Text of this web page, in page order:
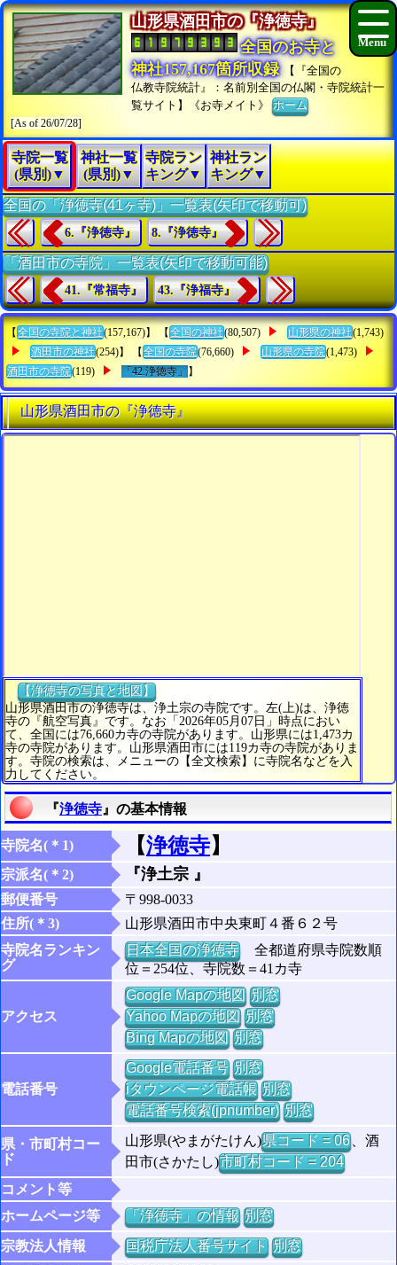
山形県酒田市の『浄徳寺』
全国のお寺と
神社157,167箇所収録
【『全国の
仏教寺院統計』：名前別全国の仏閣・寺院統計一
覧サイト】《お寺メイト》ホーム
[As of 26/07/28]
寺院一覧
(県別)▼
神社一覧
(県別)▼
寺院ラン
キング▼
神社ラン
キング▼
全国の「浄徳寺(41ヶ寺)」一覧表(矢印で移動可)
6.『浄徳寺』 8.『浄徳寺』
「酒田市の寺院」一覧表(矢印で移動可能)
41.『常福寺』 43.『浄福寺』
【 全国の寺院と神社(157,167)】 【 全国の神社(80,507) 山形県の神社(1,743)
酒田市の神社(254)】 【 全国の寺院(76,660) 山形県の寺院(1,473)
酒田市の寺院(119) 「42.浄徳寺」 】
山形県酒田市の『浄徳寺』
【浄徳寺の写真と地図】
山形県酒田市の浄徳寺は、浄土宗の寺院です。左(上)は、浄徳
寺の『航空写真』です。なお「2026年05月07日」時点におい
て、全国には76,660カ寺の寺院があります。山形県には1,473カ
寺の寺院があります。山形県酒田市には119カ寺の寺院がありま
す。寺院の検索は、メニューの【全文検索】に寺院名などを入
力してください。
『浄徳寺 』の基本情報
寺院名(＊1) 【浄徳寺】
宗派名(＊2) 『浄土宗 』
郵便番号
〒998-0033
住所(＊3)
山形県酒田市中央東町４番６２号
寺院名ランキン
グ
日本全国の浄徳寺全都道府県寺院数順
位＝254位、寺院数＝41カ寺
アクセス
Google Mapの地図 別窓
Yahoo Mapの地図 別窓
Bing Mapの地図 別窓
電話番号
Google電話番号 別窓
iタウンページ電話帳 別窓
電話番号検索(jpnumber) 別窓
県・市町村コー
ド
山形県(やまがたけん)県コード = 06、酒
田市(さかたし)市町村コード = 204
コメント等
ホームページ等
「浄徳寺」の情報 別窓
宗教法人情報
国税庁法人番号サイト 別窓